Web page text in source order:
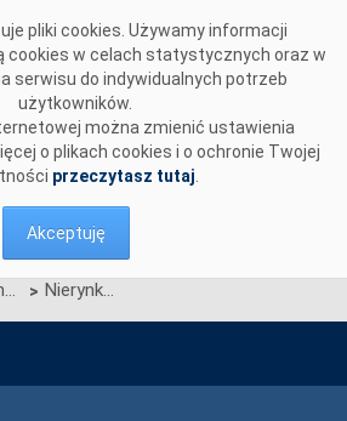
pliki cookies. Używamy informacji
cookies w celach statystycznych oraz w
serwisu do indywidualnych potrzeb
użytkowników.
można zmienić ustawienia
o plikach cookies i o ochronie Twojej
przeczytasz tutaj
Akceptuję
Aktualności > Nierynkowe redysponowanie źródłami OZE dla potrzeb bilansowania KSE – nagranie i prezentacja